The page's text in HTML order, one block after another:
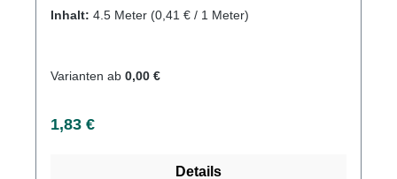
Sportbereich, wie beispielsweise
Salbenverbänden und Cast-Schienen ist mit
100% längselastisch aus und ist kohäsiv,
Inhalt: 4.5 Meter (0,41 € / 1 Meter)
Varianten ab 0,00 €
Regulärer Preis:
1,83 €
Details